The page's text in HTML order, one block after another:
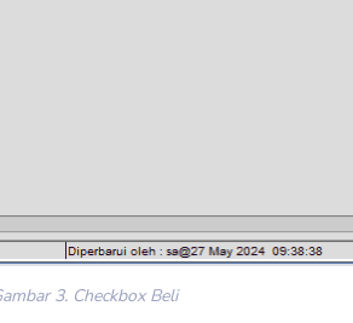
3. Checkbox Beli